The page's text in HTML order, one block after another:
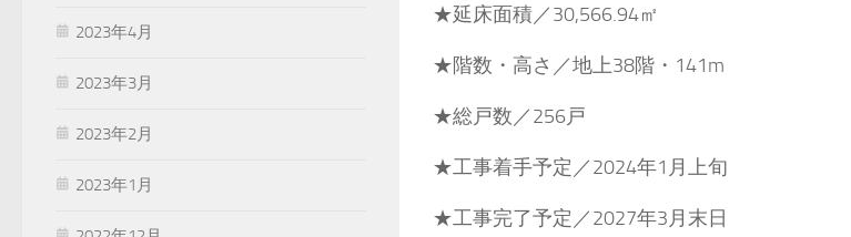
★延床面積／30,566.94㎡
★階数・高さ／地上38階・141m
★総戸数／256戸
★工事着手予定／2024年1月上旬
★工事完了予定／2027年3月末日
2023年4月
2023年3月
2023年2月
2023年1月